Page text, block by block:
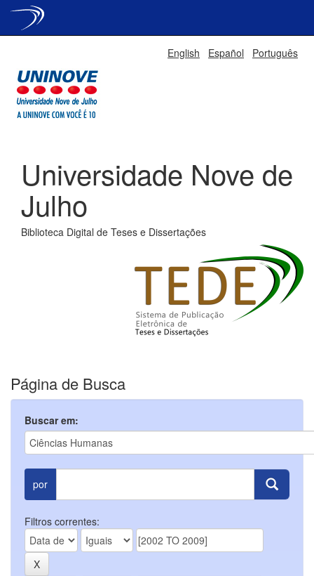
English Español Português
Universidade Nove de
Julho
Biblioteca Digital de Teses e Dissertações
Página de Busca
Buscar em:
por
Filtros correntes: